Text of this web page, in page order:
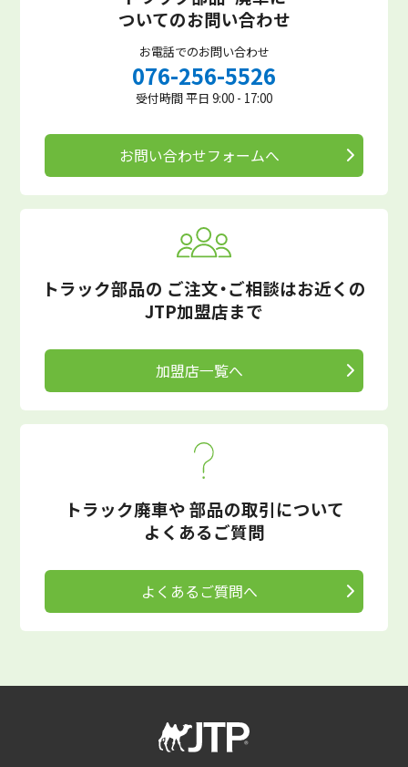
ついてのお問い合わせ
お電話でのお問い合わせ
076-256-5526
受付時間 平日 9:00 - 17:00
お問い合わせフォームへ
トラック部品の ご注文・ご相談はお近くの
JTP加盟店まで
加盟店一覧へ
トラック廃車や部品の取引について
よくあるご質問
よくあるご質問へ